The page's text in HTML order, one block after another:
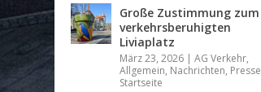
Große Zustimmung zum
verkehrsberuhigten
Liviaplatz
März 23, 2026 |AG Verkehr,
Allgemein, Nachrichten, Presse
Startseite